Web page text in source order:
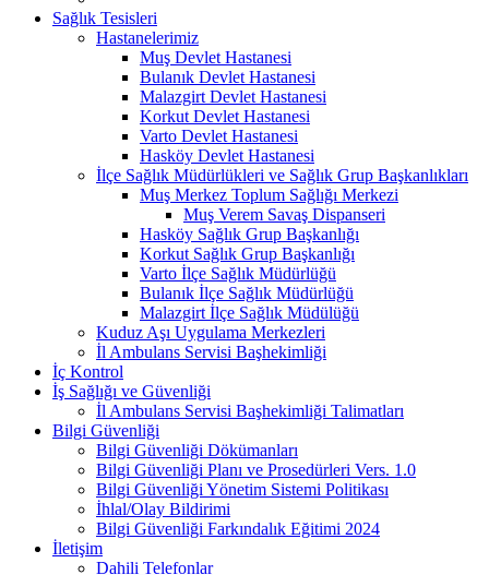
Sağlık Tesisleri
Hastanelerimiz
Muş Devlet Hastanesi
Bulanık Devlet Hastanesi
Malazgirt Devlet Hastanesi
Korkut Devlet Hastanesi
Varto Devlet Hastanesi
Hasköy Devlet Hastanesi
İlçe Sağlık Müdürlükleri ve Sağlık Grup Başkanlıkları
Muş Merkez Toplum Sağlığı Merkezi
Muş Verem Savaş Dispanseri
Hasköy Sağlık Grup Başkanlığı
Korkut Sağlık Grup Başkanlığı
Varto İlçe Sağlık Müdürlüğü
Bulanık İlçe Sağlık Müdürlüğü
Malazgirt İlçe Sağlık Müdülüğü
Kuduz Aşı Uygulama Merkezleri
İl Ambulans Servisi Başhekimliği
İç Kontrol
İş Sağlığı ve Güvenliği
İl Ambulans Servisi Başhekimliği Talimatları
Bilgi Güvenliği
Bilgi Güvenliği Dökümanları
Bilgi Güvenliği Planı ve Prosedürleri Vers. 1.0
Bilgi Güvenliği Yönetim Sistemi Politikası
İhlal/Olay Bildirimi
Bilgi Güvenliği Farkındalık Eğitimi 2024
İletişim
Dahili Telefonlar